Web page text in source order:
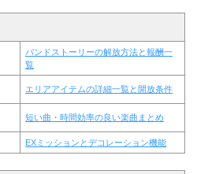
バンドストーリーの解放方法と報酬一
覧
エリアアイテムの詳細一覧と開放条件
短い曲・時間効率の良い楽曲まとめ
EXミッションとデコレーション機能